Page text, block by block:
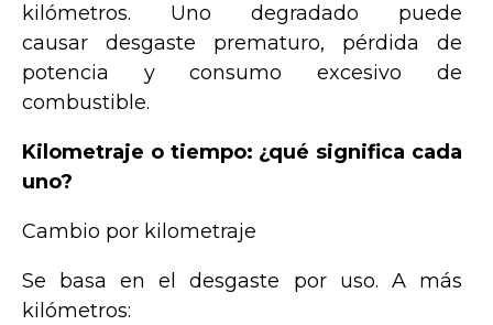
kilómetros. Uno degradado puede
causar desgaste prematuro, pérdida de
potencia y consumo excesivo de
combustible.
Kilometraje o tiempo: ¿qué significa cada
uno?
Cambio por kilometraje
Se basa en el desgaste por uso. A más
kilómetros: